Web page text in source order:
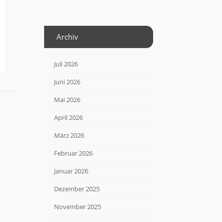
Archiv
Juli 2026
Juni 2026
Mai 2026
April 2026
März 2026
Februar 2026
Januar 2026
Dezember 2025
November 2025